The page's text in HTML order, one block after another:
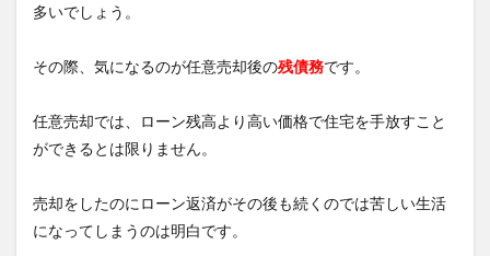
多いでしょう。
その際、気になるのが任意売却後の残債務です。
任意売却では、ローン残高より高い価格で住宅を手放すこと
ができるとは限りません。
売却をしたのにローン返済がその後も続くのでは苦しい生活
になってしまうのは明白です。